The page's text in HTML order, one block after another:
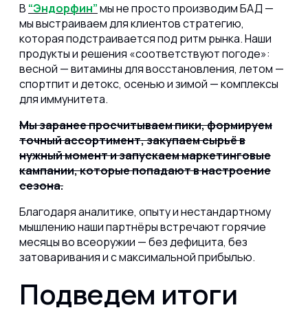
В “Эндорфин”мы не просто производим БАД —
мы выстраиваем для клиентов стратегию,
которая подстраивается под ритм рынка. Наши
продукты и решения «соответствуют погоде»:
весной — витамины для восстановления, летом —
спортпит и детокс, осенью и зимой — комплексы
для иммунитета.
Мы заранее просчитываем пики, формируем
точный ассортимент, закупаем сырьё в
нужный момент и запускаем маркетинговые
кампании, которые попадают в настроение
сезона.
Благодаря аналитике, опыту и нестандартному
мышлению наши партнёры встречают горячие
месяцы во всеоружии — без дефицита, без
затоваривания и с максимальной прибылью.
Подведем итоги